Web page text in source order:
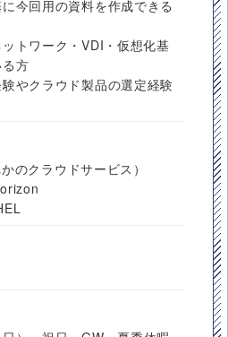
今回用の資料を作成できる
トワーク・VDI・仮想化基
方
やクラウド製品の選定経験
のクラウドサービス）